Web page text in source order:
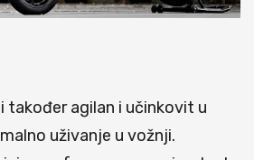
također agilan i učinkovit u
uživanje u vožnji.